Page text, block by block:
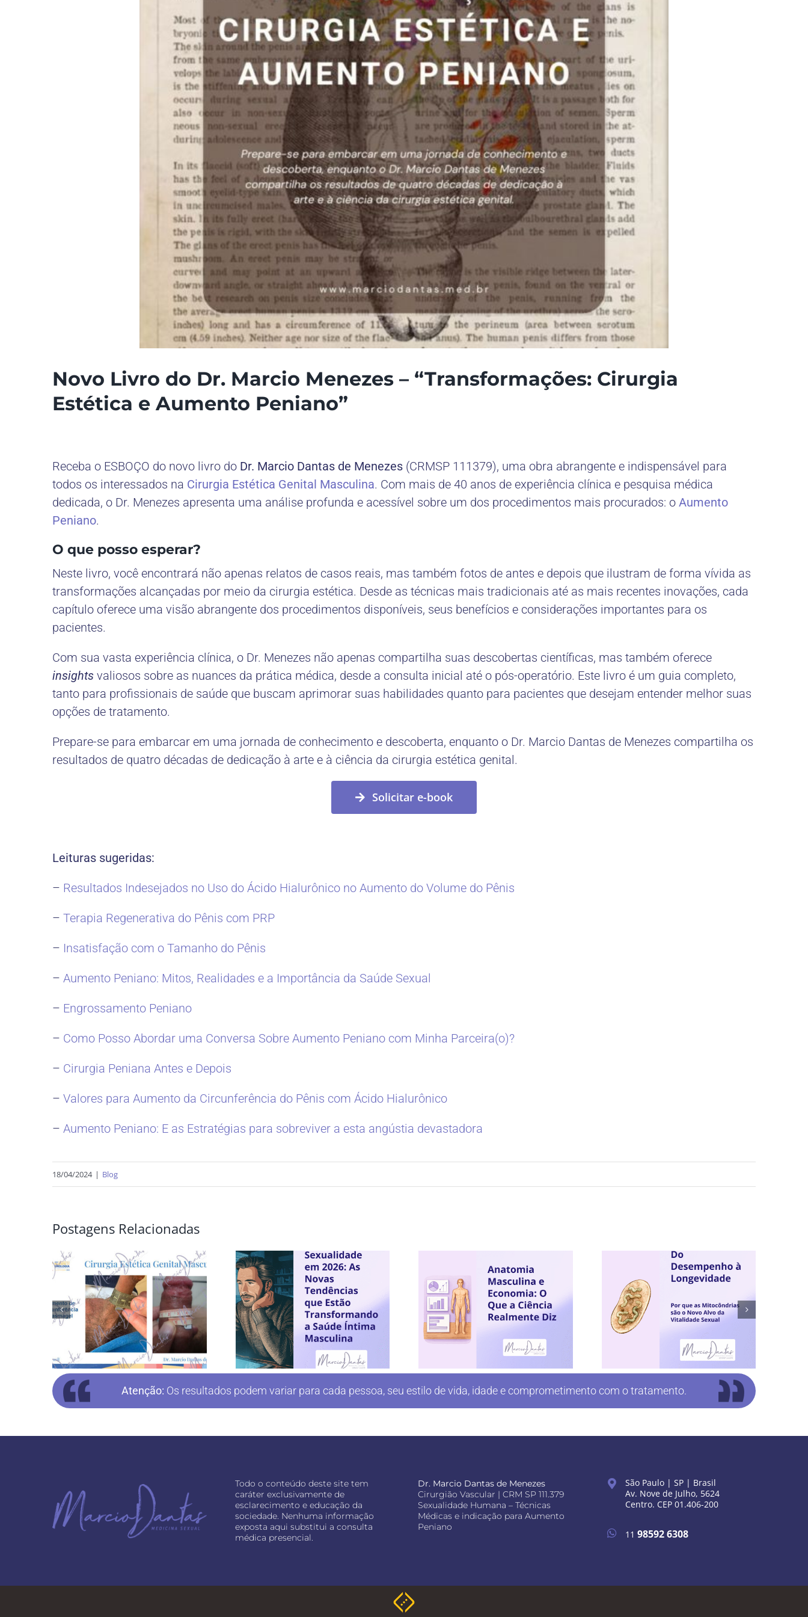
Novo Livro do Dr. Marcio Menezes – “Transformações: Cirurgia
Estética e Aumento Peniano”
Receba o ESBOÇO do novo livro do Dr. Marcio Dantas de Menezes(CRMSP 111379), uma obra abrangente e indispensável para
todos os interessados na Cirurgia Estética Genital Masculina. Com mais de 40 anos de experiência clínica e pesquisa médica
dedicada, o Dr. Menezes apresenta uma análise profunda e acessível sobre um dos procedimentos mais procurados: o Aumento
Peniano.
O que posso esperar?
Neste livro, você encontrará não apenas relatos de casos reais, mas também fotos de antes e depois que ilustram de forma vívida as
transformações alcançadas por meio da cirurgia estética. Desde as técnicas mais tradicionais até as mais recentes inovações, cada
capítulo oferece uma visão abrangente dos procedimentos disponíveis, seus benefícios e considerações importantes para os
pacientes.
Com sua vasta experiência clínica, o Dr. Menezes não apenas compartilha suas descobertas científicas, mas também oferece
insightsvaliosos sobre as nuances da prática médica, desde a consulta inicial até o pós-operatório. Este livro é um guia completo,
tanto para profissionais de saúde que buscam aprimorar suas habilidades quanto para pacientes que desejam entender melhor suas
opções de tratamento.
Prepare-se para embarcar em uma jornada de conhecimento e descoberta, enquanto o Dr. Marcio Dantas de Menezes compartilha os
resultados de quatro décadas de dedicação à arte e à ciência da cirurgia estética genital.
Solicitar e-book
Leituras sugeridas:
– Resultados Indesejados no Uso do Ácido Hialurônico no Aumento do Volume do Pênis
– Terapia Regenerativa do Pênis com PRP
– Insatisfação com o Tamanho do Pênis
– Aumento Peniano: Mitos, Realidades e a Importância da Saúde Sexual
– Engrossamento Peniano
– Como Posso Abordar uma Conversa Sobre Aumento Peniano com Minha Parceira(o)?
– Cirurgia Peniana Antes e Depois
– Valores para Aumento da Circunferência do Pênis com Ácido Hialurônico
– Aumento Peniano: E as Estratégias para sobreviver a esta angústia devastadora
18/04/2024 | Blog
Postagens Relacionadas
Atenção: Os resultados podem variar para cada pessoa, seu estilo de vida, idade e comprometimento com o tratamento.
Todo o conteúdo deste site tem
caráter exclusivamente de
esclarecimento e educação da
sociedade. Nenhuma informação
exposta aqui substitui a consulta
médica presencial.
Dr. Marcio Dantas de Menezes
Cirurgião Vascular | CRM SP 111.379
Sexualidade Humana – Técnicas
Médicas e indicação para Aumento
Peniano
São Paulo | SP | Brasil
Av. Nove de Julho, 5624
Centro. CEP 01.406-200
11 98592 6308